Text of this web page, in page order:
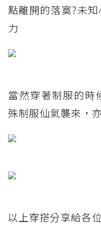
點離開的落寞?未
力
當然穿著制服的時
殊制服仙氣襲來，
以上穿搭分享給各